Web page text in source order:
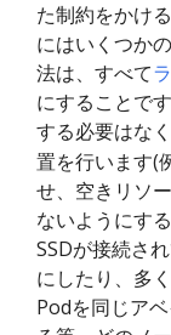
た制約をかけ
にはいくつか
法は、すべて
にすることで
する必要はなく
置を行います(
せ、空きリソ
ないようにす
SSDが接続さ
にしたり、多
Podを同じア